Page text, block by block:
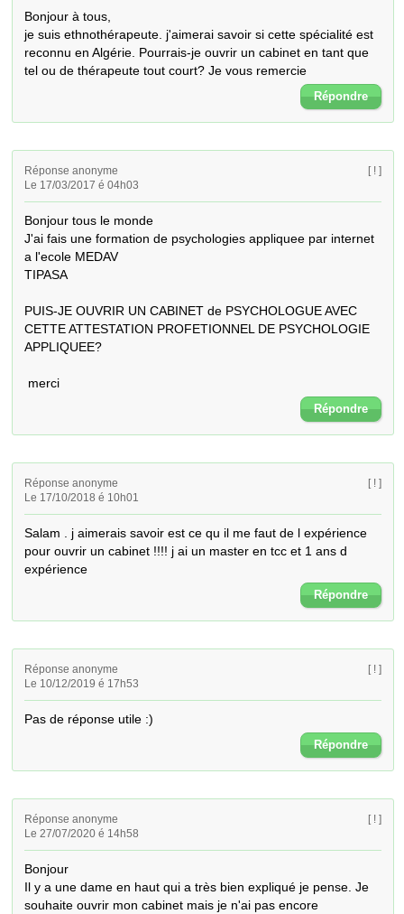
Bonjour à tous,
je suis ethnothérapeute. j'aimerai savoir si cette spécialité est
reconnu en Algérie. Pourrais-je ouvrir un cabinet en tant que
tel ou de thérapeute tout court? Je vous remercie
Répondre
Réponse anonyme
Le 17/03/2017 é 04h03
[ ! ]
Bonjour tous le monde
J'ai fais une formation de psychologies appliquee par internet
a l'ecole MEDAV
TIPASA
PUIS-JE OUVRIR UN CABINET de PSYCHOLOGUE AVEC
CETTE ATTESTATION PROFETIONNEL DE PSYCHOLOGIE
APPLIQUEE?
merci
Répondre
Réponse anonyme
Le 17/10/2018 é 10h01
[ ! ]
Salam . j aimerais savoir est ce qu il me faut de l expérience
pour ouvrir un cabinet !!!! j ai un master en tcc et 1 ans d
expérience
Répondre
Réponse anonyme
Le 10/12/2019 é 17h53
[ ! ]
Pas de réponse utile :)
Répondre
Réponse anonyme
Le 27/07/2020 é 14h58
[ ! ]
Bonjour
Il y a une dame en haut qui a très bien expliqué je pense. Je
souhaite ouvrir mon cabinet mais je n'ai pas encore